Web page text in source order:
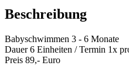
Beschreibung
Babyschwimmen 3 - 6 Monate
Dauer 6 Einheiten / Termin 1x
Preis 89,- Euro